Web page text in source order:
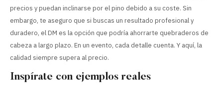
precios y puedan inclinarse por el pino debido a su coste. Sin
embargo, te aseguro que si buscas un resultado profesional y
duradero, el DM es la opción que podría ahorrarte quebraderos de
cabeza a largo plazo. En un evento, cada detalle cuenta. Y aquí, la
calidad siempre supera al precio.
Inspírate con ejemplos reales